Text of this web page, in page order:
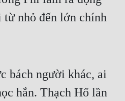
từ nhỏ đến lớn chính
bách người khác, ai
hắn. Thạch Hổ lần